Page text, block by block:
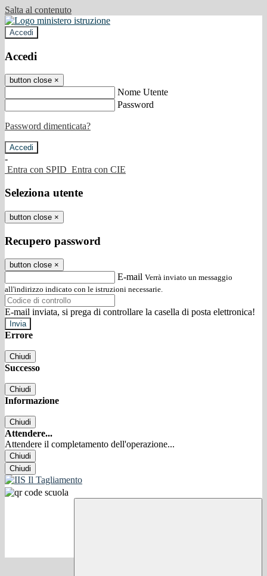
Salta al contenuto
Accedi
Accedi
button close ×
Nome Utente
Password
Password dimenticata?
-
Entra con SPID Entra con CIE
Seleziona utente
button close ×
Recupero password
button close ×
E-mail Verrà inviato un messaggio
all'indirizzo indicato con le istruzioni necessarie.
E-mail inviata, si prega di controllare la casella di posta elettronica!
Errore
Chiudi
Successo
Chiudi
Informazione
Chiudi
Attendere...
Attendere il completamento dell'operazione...
Chiudi
Chiudi